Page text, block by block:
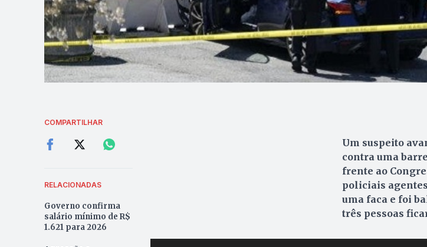
COMPARTILHAR
RELACIONADAS
Governo confirma
salário mínimo de R$
1.621 para 2026
Um suspeito
contra uma
frente ao
policiais
uma faca e foi
três pessoas